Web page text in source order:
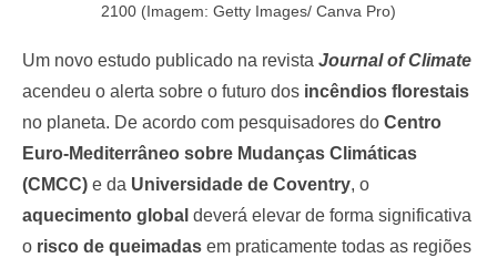
2100 (Imagem: Getty Images/ Canva Pro)
Um novo estudo publicado na revista Journal of Climate
acendeu o alerta sobre o futuro dos incêndios florestais
no planeta. De acordo com pesquisadores do Centro
Euro-Mediterrâneo sobre Mudanças Climáticas
(CMCC) e da Universidade de Coventry, o
aquecimento global deverá elevar de forma significativa
o risco de queimadas em praticamente todas as regiões